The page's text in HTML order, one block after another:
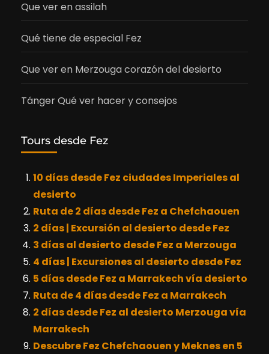
Que ver en assilah
Qué tiene de especial Fez
Que ver en Merzouga corazón del desierto
Tánger Qué ver hacer y consejos
Tours desde Fez
10 días desde Fez ciudades Imperiales al
desierto
Ruta de 2 días desde Fez a Chefchaouen
2 días | Excursión al desierto desde Fez
3 días al desierto desde Fez a Merzouga
4 días | Excursiones al desierto desde Fez
5 días desde Fez a Marrakech vía desierto
Ruta de 4 días desde Fez a Marrakech
2 días desde Fez al desierto Merzouga vía
Marrakech
Descubre Fez Chefchaouen y Meknes en 5